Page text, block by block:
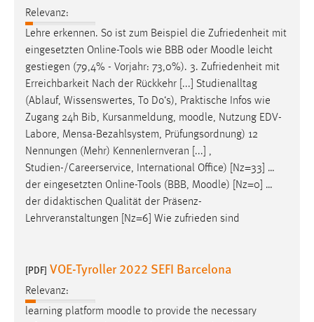
Relevanz:
Lehre erkennen. So ist zum Beispiel die Zufriedenheit mit
eingesetzten Online-Tools wie BBB oder Moodle leicht
gestiegen (79,4% - Vorjahr: 73,0%). 3. Zufriedenheit mit
Erreichbarkeit Nach der Rückkehr [...] Studienalltag
(Ablauf, Wissenswertes, To Do‘s), Praktische Infos wie
Zugang 24h Bib, Kursanmeldung, moodle, Nutzung EDV-
Labore, Mensa-Bezahlsystem, Prüfungsordnung) 12
Nennungen (Mehr) Kennenlernveran [...] ,
Studien-/Careerservice, International Office) [Nz=33] …
der eingesetzten Online-Tools (BBB, Moodle) [Nz=0] …
der didaktischen Qualität der Präsenz-
Lehrveranstaltungen [Nz=6] Wie zufrieden sind
[PDF] VOE-Tyroller 2022 SEFI Barcelona
Relevanz:
learning platform moodle to provide the necessary